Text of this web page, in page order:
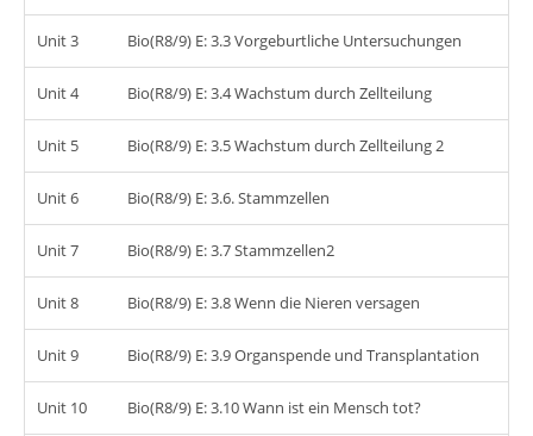
Unit 3 Bio(R8/9) E: 3.3 Vorgeburtliche Untersuchungen
Unit 4 Bio(R8/9) E: 3.4 Wachstum durch Zellteilung
Unit 5 Bio(R8/9) E: 3.5 Wachstum durch Zellteilung 2
Unit 6 Bio(R8/9) E: 3.6. Stammzellen
Unit 7 Bio(R8/9) E: 3.7 Stammzellen2
Unit 8 Bio(R8/9) E: 3.8 Wenn die Nieren versagen
Unit 9 Bio(R8/9) E: 3.9 Organspende und Transplantation
Unit 10 Bio(R8/9) E: 3.10 Wann ist ein Mensch tot?